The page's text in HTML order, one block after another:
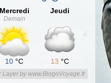
Mercredi
Demain
10 °C
Jeudi
13 °C
Layer by www.BlogoVoyage.fr